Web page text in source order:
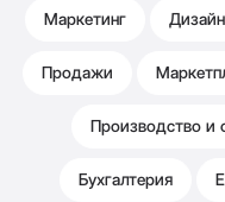
Маркетинг Дизайн
Продажи
Производство и
Бухгалтерия